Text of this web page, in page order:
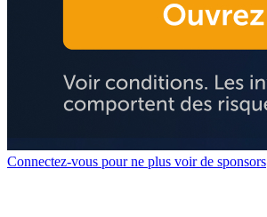
Connectez-vous pour ne plus voir de sponsors